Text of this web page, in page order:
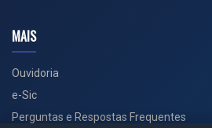
MAIS
Ouvidoria
e-Sic
Perguntas e Respostas Frequentes